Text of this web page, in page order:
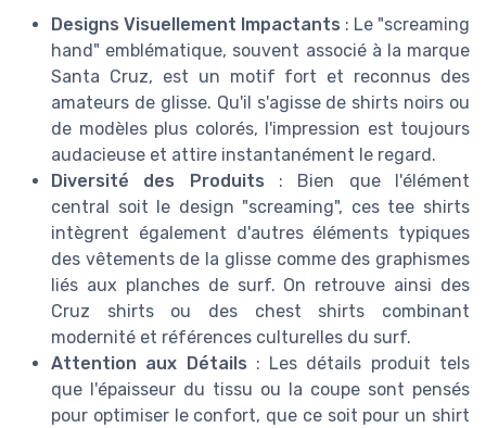
Designs Visuellement Impactants : Le "screaming
hand" emblématique, souvent associé à la marque
Santa Cruz, est un motif fort et reconnus des
amateurs de glisse. Qu'il s'agisse de shirts noirs ou
de modèles plus colorés, l'impression est toujours
audacieuse et attire instantanément le regard.
Diversité des Produits : Bien que l'élément
central soit le design "screaming", ces tee shirts
intègrent également d'autres éléments typiques
des vêtements de la glisse comme des graphismes
liés aux planches de surf. On retrouve ainsi des
Cruz shirts ou des chest shirts combinant
modernité et références culturelles du surf.
Attention aux Détails : Les détails produit tels
que l'épaisseur du tissu ou la coupe sont pensés
pour optimiser le confort, que ce soit pour un shirt